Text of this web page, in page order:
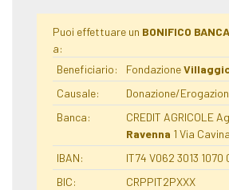
Puoi effettuare un BONIFICO
a:
Beneficiario:
Fondazione
Causale:
Donazione/
Banca:
CREDIT AGRICOLE
Ravenna 1 Via
IBAN:
IT74 V062 3013
BIC:
CRPPIT2PXXX